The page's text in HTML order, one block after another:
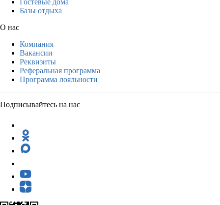
Базы отдыха
О нас
Компания
Вакансии
Реквизиты
Реферальная программа
Программа лояльности
Подписывайтесь на нас